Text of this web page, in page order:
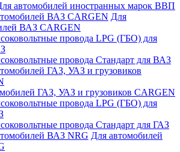
автомобилей иностранных марок ВВП
Для
ВАЗ CARGEN
провода LPG (ГБО) для
провода Стандарт для ВАЗ
ГАЗ, УАЗ и грузовиков CARGEN
провода LPG (ГБО) для
провода Стандарт для ГАЗ
Для автомобилей